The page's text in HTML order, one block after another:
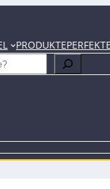
PRODUKTE